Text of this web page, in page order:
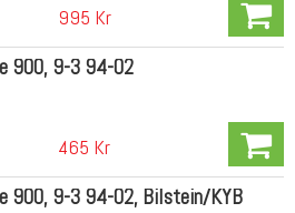
995 Kr
900, 9-3 94-02
465 Kr
900, 9-3 94-02, Bilstein/KYB